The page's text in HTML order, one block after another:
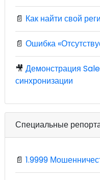
📄 Как найти свой
📄 Ошибка
🎥 Демонстрация
синхронизации
Специальные
📄 1.9999